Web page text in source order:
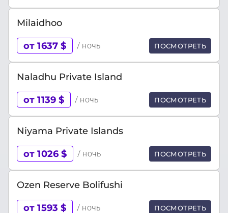
Milaidhoo
от 1637 $ / ночь ПОСМОТРЕТЬ
Naladhu Private Island
от 1139 $ / ночь ПОСМОТРЕТЬ
Niyama Private Islands
от 1026 $ / ночь ПОСМОТРЕТЬ
Ozen Reserve Bolifushi
от 1593 $ / ночь ПОСМОТРЕТЬ